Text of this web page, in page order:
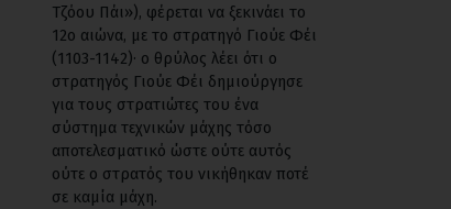
Τζόου Πάι»), φέρεται να ξεκινάει το
12ο αιώνα, με το στρατηγό Γιούε Φέι
(1103-1142)· ο θρύλος λέει ότι ο
στρατηγός Γιούε Φέι δημιούργησε
για τους στρατιώτες του ένα
σύστημα τεχνικών μάχης τόσο
αποτελεσματικό ώστε ούτε αυτός
ούτε ο στρατός του νικήθηκαν ποτέ
σε καμία μάχη.